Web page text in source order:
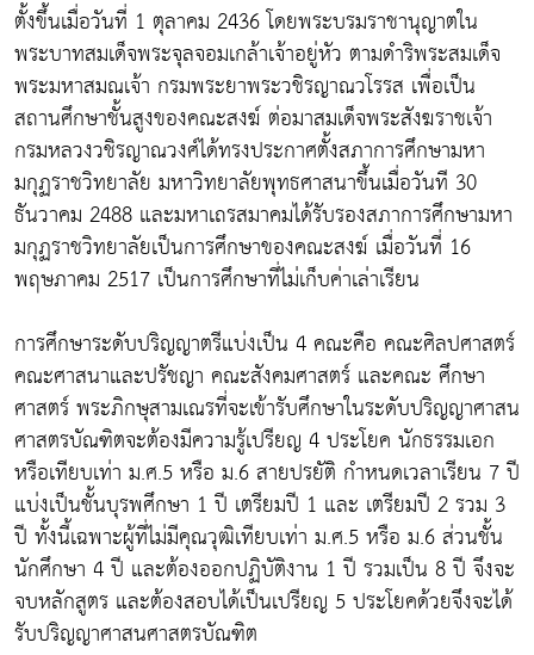
ตั้งขึ้นเมื่อวันที่ 1 ตุลาคม 2436 โดยพระบรมราชานุญาตใน
พระบาทสมเด็จพระจุลจอมเกล้าเจ้าอยู่หัว ตามดำริพระสมเด็จ
พระมหาสมณเจ้า กรมพระยาพระวชิรญาณวโรรส เพื่อเป็น
สถานศึกษาชั้นสูงของคณะสงฆ์ ต่อมาสมเด็จพระสังฆราชเจ้า
กรมหลวงวชิรญาณวงศ์ได้ทรงประกาศตั้งสภาการศึกษามหา
มกุฏราชวิทยาลัย มหาวิทยาลัยพุทธศาสนาขึ้นเมื่อวันที 30
ธันวาคม 2488 และมหาเถรสมาคมได้รับรองสภาการศึกษามหา
มกุฏราชวิทยาลัยเป็นการศึกษาของคณะสงฆ์ เมื่อวันที่ 16
พฤษภาคม 2517 เป็นการศึกษาที่ไม่เก็บค่าเล่าเรียน
การศึกษาระดับปริญญาตรีแบ่งเป็น 4 คณะคือ คณะศิลปศาสตร์
คณะศาสนาและปรัชญา คณะสังคมศาสตร์ และคณะ ศึกษา
ศาสตร์ พระภิกษุสามเณรที่จะเข้ารับศึกษาในระดับปริญญาศาสน
ศาสตรบัณฑิตจะต้องมีความรู้เปรียญ 4 ประโยค นักธรรมเอก
หรือเทียบเท่า ม.ศ.5 หรือ ม.6 สายปรยัติ กำหนดเวลาเรียน 7 ปี
แบ่งเป็นชั้นบุรพศึกษา 1 ปี เตรียมปี 1 และ เตรียมปี 2 รวม 3
ปี ทั้งนี้เฉพาะผู้ที่ไม่มีคุณวุฒิเทียบเท่า ม.ศ.5 หรือ ม.6 ส่วนชั้น
นักศึกษา 4 ปี และต้องออกปฏิบัติงาน 1 ปี รวมเป็น 8 ปี จึงจะ
จบหลักสูตร และต้องสอบได้เป็นเปรียญ 5 ประโยคด้วยจึงจะได้
รับปริญญาศาสนศาสตรบัณฑิต